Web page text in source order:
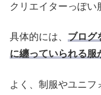
クリエイターっぽい
具体的には、 ブログ
に纏っていられる服
よく、制服やユニフ